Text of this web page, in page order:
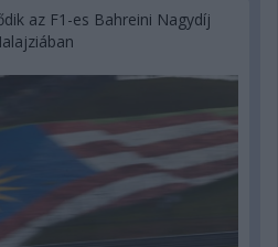
az F1-es Bahreini Nagydíj